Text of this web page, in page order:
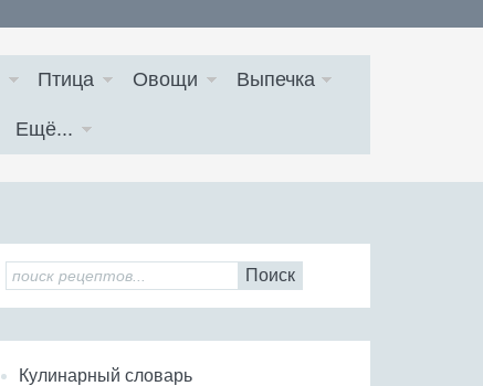
Птица Овощи Выпечка
Ещё...
Поиск
Кулинарный словарь